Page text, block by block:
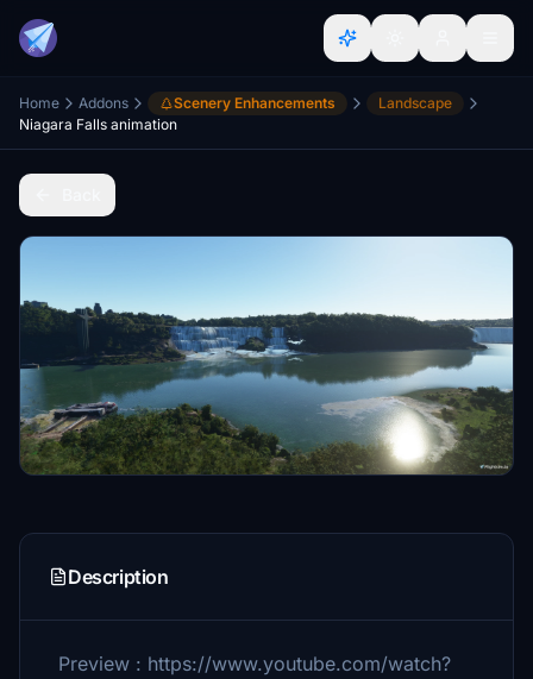
Home Addons Scenery Enhancements
Landscape
Niagara Falls animation
Description
Preview : https://www.youtube.com/watch?